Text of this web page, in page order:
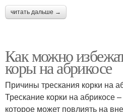
читать дальше →
Как можно
коры на абрикосе
Причины трескания корки на
Трескание корки на абрикосе
которое может повлиять на